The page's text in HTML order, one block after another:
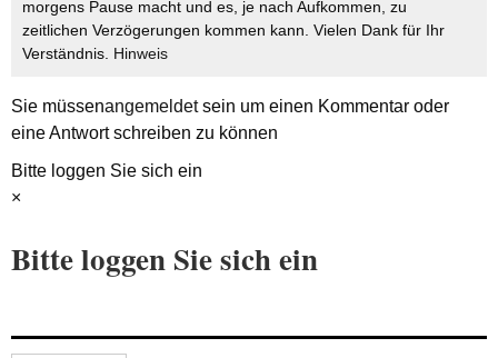
morgens Pause macht und es, je nach Aufkommen, zu
zeitlichen Verzögerungen kommen kann. Vielen Dank für Ihr
Verständnis. Hinweis
Sie müssenangemeldetsein um einen Kommentar oder
eine Antwort schreiben zu können
Bitte loggen Sie sich ein
×
Bitte loggen Sie sich ein